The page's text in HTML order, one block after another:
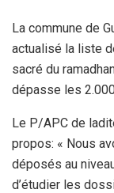
La commune de
actualisé la liste
sacré du
dépasse les
Le P/APC de
propos: « Nous
déposés au
d’étudier les